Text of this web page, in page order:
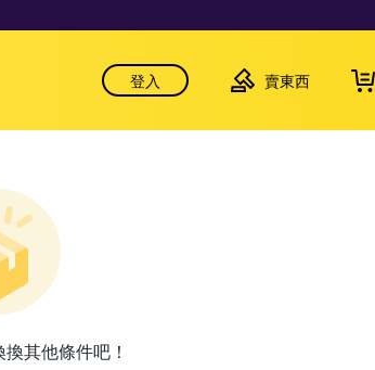
登入 賣東西
其他條件吧！